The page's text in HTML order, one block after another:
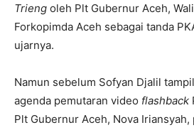
Trieng oleh Plt Gubernur Aceh,
Forkopimda Aceh sebagai tanda
ujarnya.
Namun sebelum Sofyan Djalil
agenda pemutaran video flashback
Plt Gubernur Aceh, Nova Iriansyah,